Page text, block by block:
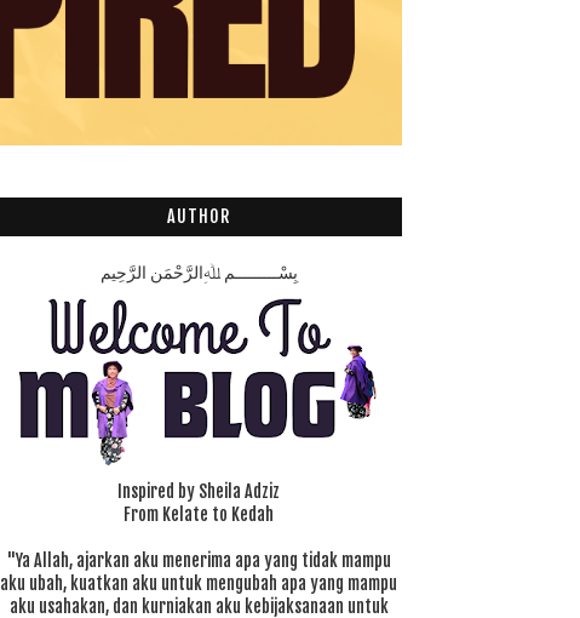
AUTHOR
بِسْـــــــــمِ ﷲِالرَّحْمَنِ الرَّحِيم
Inspired by Sheila Adziz
From Kelate to Kedah
"Ya Allah, ajarkan aku menerima apa yang tidak mampu
aku ubah, kuatkan aku untuk mengubah apa yang mampu
aku usahakan, dan kurniakan aku kebijaksanaan untuk